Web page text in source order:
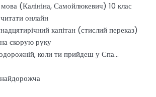
(Калініна, Самойлюкевич) 10 клас
читати онлайн
капітан (стислий переказ)
скорую руку
коли ти прийдеш у Спа…